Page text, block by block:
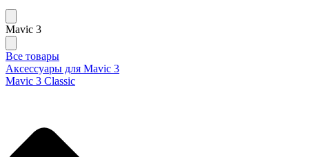
Mavic 3
Все товары
Аксессуары для Mavic 3
Mavic 3 Classic